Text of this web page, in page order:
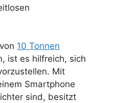
10 Tonnen
ist es hilfreich, sich
Mit
Smartphone
sind, besitzt